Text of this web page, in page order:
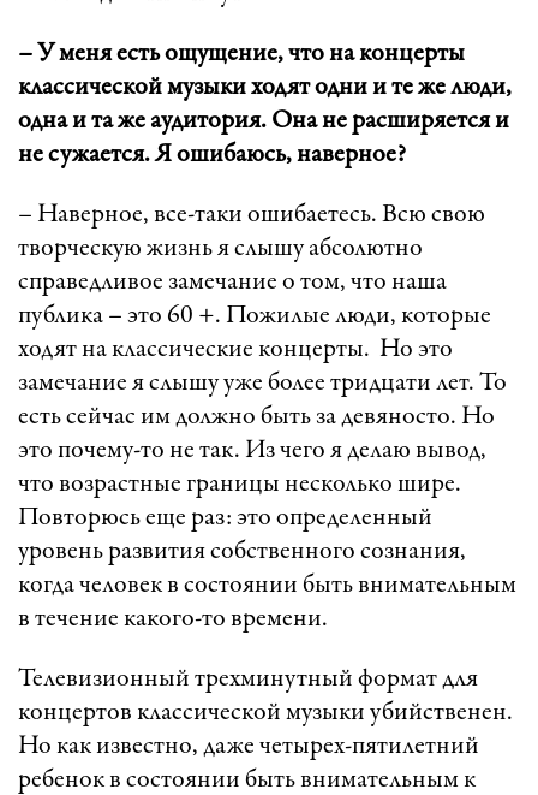
– У меня есть ощущение, что на концерты
классической музыки ходят одни и те же люди,
одна и та же аудитория. Она не расширяется и
не сужается. Я ошибаюсь, наверное?
– Наверное, все-таки ошибаетесь. Всю свою
творческую жизнь я слышу абсолютно
справедливое замечание о том, что наша
публика – это 60 +. Пожилые люди, которые
ходят на классические концерты. Но это
замечание я слышу уже более тридцати лет. То
есть сейчас им должно быть за девяносто. Но
это почему-то не так. Из чего я делаю вывод,
что возрастные границы несколько шире.
Повторюсь еще раз: это определенный
уровень развития собственного сознания,
когда человек в состоянии быть внимательным
в течение какого-то времени.
Телевизионный трехминутный формат для
концертов классической музыки убийственен.
Но как известно, даже четырех-пятилетний
ребенок в состоянии быть внимательным к